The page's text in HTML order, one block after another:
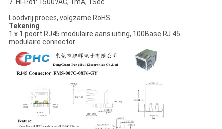
7. Hi-Pot: 1500VAC, 1mA, 1Sec
Loodvrij proces, volgzame RoHS
Tekening
1 x 1 poort RJ45 modulaire aansluiting, 100Base RJ 45
modulaire connector